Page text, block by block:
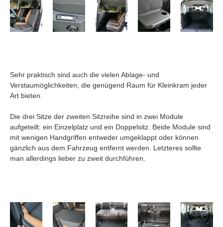
Sehr praktisch sind auch die vielen Ablage- und
Verstaumöglichkeiten, die genügend Raum für Kleinkram jeder
Art bieten.
Die drei Sitze der zweiten Sitzreihe sind in zwei Module
aufgeteilt: ein Einzelplatz und ein Doppelsitz. Beide Module sind
mit wenigen Handgriffen entweder umgeklappt oder können
gänzlich aus dem Fahrzeug entfernt werden. Letzteres sollte
man allerdings lieber zu zweit durchführen.